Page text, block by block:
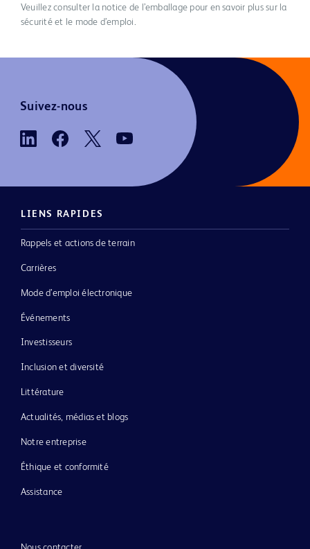
Veuillez consulter la notice de l’emballage pour en savoir plus sur la
sécurité et le mode d’emploi.
Suivez-nous
LIENS RAPIDES
Rappels et actions de terrain
Carrières
Mode d’emploi électronique
Événements
Investisseurs
Inclusion et diversité
Littérature
Actualités, médias et blogs
Notre entreprise
Éthique et conformité
Assistance